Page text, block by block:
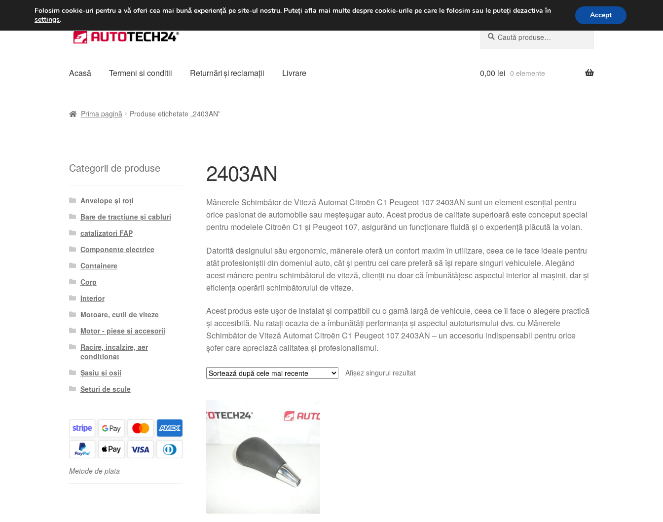
LIVRARE de la 33 lei luni-vineri 9 a.m. - 4 p.m.031 229 6816
Sari
la
Sari
la
Caută
după:
Caută
Acasă Termeni si conditii Returnări şi reclamații Livrare 0,00 lei 0 elemente
Prima pagină Produse etichetate „2403AN”
2403AN
Mânerele Schimbător de Viteză Automat Citroën C1 Peugeot 107 2403AN sunt un element esențial pentru
orice pasionat de automobile sau meșteșugar auto. Acest produs de calitate superioară este conceput special
pentru modelele Citroën C1 și Peugeot 107, asigurând un funcționare fluidă și o experiență plăcută la volan.
Datorită designului său ergonomic, mânerele oferă un confort maxim în utilizare, ceea ce le face ideale pentru
atât profesioniștii din domeniul auto, cât și pentru cei care preferă să își repare singuri vehiculele. Alegând
acest mânere pentru schimbătorul de viteză, clienții nu doar că îmbunătățesc aspectul interior al mașinii, dar și
eficiența operării schimbătorului de viteze.
Acest produs este ușor de instalat și compatibil cu o gamă largă de vehicule, ceea ce îl face o alegere practică
și accesibilă. Nu ratați ocazia de a îmbunătăți performanța și aspectul autoturismului dvs. cu Mânerele
Schimbător de Viteză Automat Citroën C1 Peugeot 107 2403AN – un accesoriu indispensabil pentru orice
șofer care apreciază calitatea și profesionalismul.
Afișez singurul rezultat
Categorii de produse
Anvelope și roți
Bare de tracțiune și cabluri
catalizatori FAP
Componente electrice
Containere
Corp
Interior
Motoare, cutii de viteze
Motor - piese si accesorii
Racire, incalzire, aer
conditionat
Șasiu și osii
Seturi de scule
Metode de plata
Folosim cookie-uri pentru a vă oferi cea mai bună experiență pe site-ul nostru. Puteți afla mai multe despre cookie-urile pe care le folosim sau le puteți dezactiva în
settings. Accept